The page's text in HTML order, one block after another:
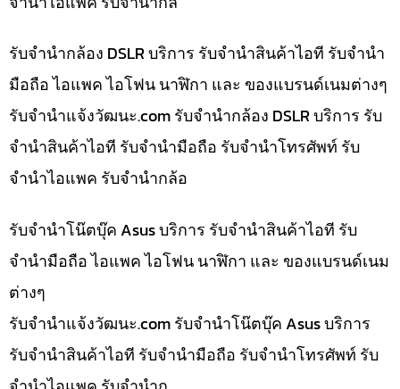
รับจำนำกล้อง DSLR บริการ รับจำนำสินค้าไอที รับจำนำ
มือถือ ไอแพค ไอโฟน นาฬิกา และ ของแบรนด์เนมต่างๆ
รับจํานําแจ้งวัฒนะ.com รับจำนำกล้อง DSLR บริการ รับ
จำนำสินค้าไอที รับจำนำมือถือ รับจำนำโทรศัพท์ รับ
จำนำไอแพค รับจำนำกล้อ
รับจำนำโน๊ตบุ๊ค Asus บริการ รับจำนำสินค้าไอที รับ
จำนำมือถือ ไอแพค ไอโฟน นาฬิกา และ ของแบรนด์เนม
ต่างๆ
รับจํานําแจ้งวัฒนะ.com รับจำนำโน๊ตบุ๊ค Asus บริการ
รับจำนำสินค้าไอที รับจำนำมือถือ รับจำนำโทรศัพท์ รับ